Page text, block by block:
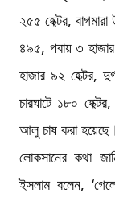
২৫৫ হেক্টর,
৪৯৫, পবায় ৩
হাজার ৯২ হেক্টর,
চারঘাটে ১৮০
আলু চাষ করা হয়েছে।
লোকসানের কথা
ইসলাম বলেন,